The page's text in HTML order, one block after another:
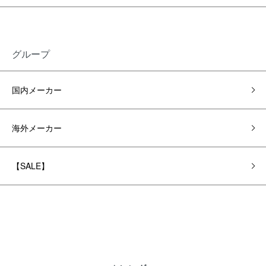
グループ
国内メーカー
海外メーカー
【SALE】